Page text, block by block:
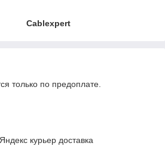
Cablexpert
только по предоплате.
курьер доставка